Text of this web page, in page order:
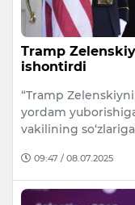
Tramp
ishontirdi
“Tramp
yordam
vakilining so‘zlariga
09:47 / 08.07.2025